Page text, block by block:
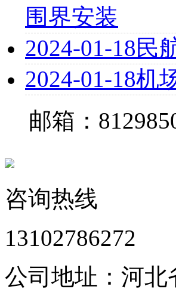
围界安装
2024-01-18民
2024-01-18机
邮箱：
咨询热线
13102786272
公司地址：河北